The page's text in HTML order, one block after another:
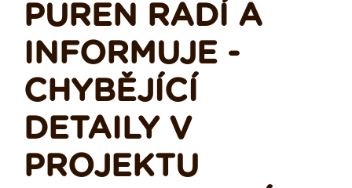
PUREN RADÍ A
INFORMUJE -
CHYBĚJÍCÍ
DETAILY V
PROJEKTU